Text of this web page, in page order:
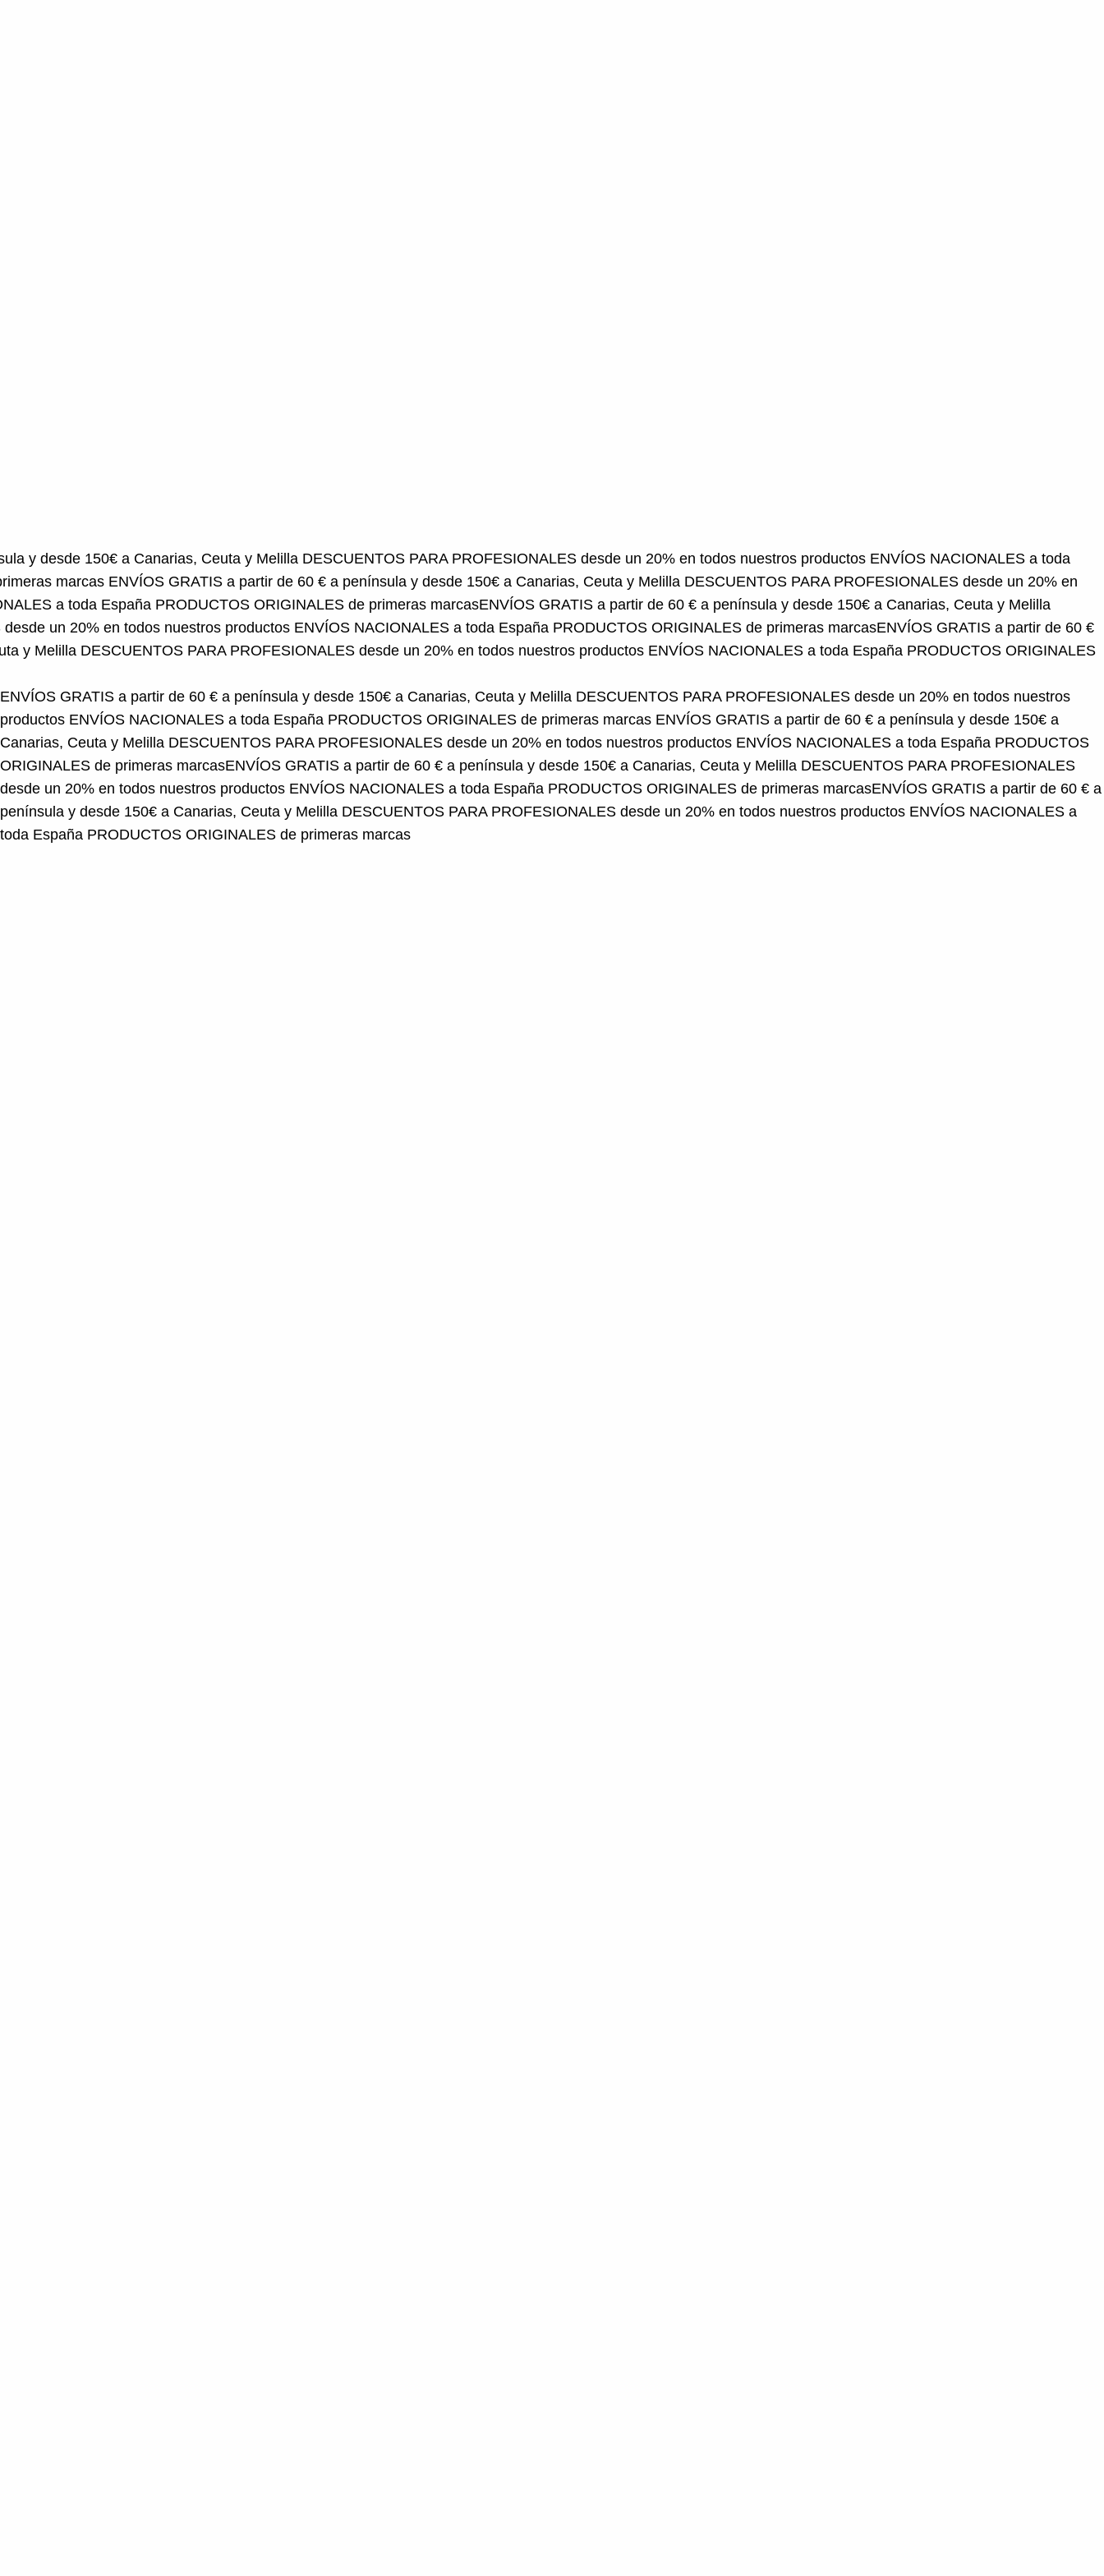
150€ a Canarias, Ceuta y MelillaDESCUENTOS PARA PROFESIONALES desde un 20% en todos nuestros productosENVÍOS NACIONALES a toda España
ENVÍOS GRATIS a partir de 60 € a península y desde 150€ a Canarias, Ceuta y MelillaDESCUENTOS PARA PROFESIONALES desde un 20% en todos nuestros
PRODUCTOS ORIGINALES de primeras marcasENVÍOS GRATIS a partir de 60 € a península y desde 150€ a Canarias, Ceuta y MelillaDESCUENTOS PARA
productosENVÍOS NACIONALES a toda España PRODUCTOS ORIGINALES de primeras marcasENVÍOS GRATIS a partir de 60 € a península y desde 150€ a
desde un 20% en todos nuestros productosENVÍOS NACIONALES a toda EspañaPRODUCTOS ORIGINALES de primeras marcas
productosENVÍOS NACIONALES a toda EspañaPRODUCTOS ORIGINALES de primeras marcasENVÍOS GRATIS a partir de 60 € a península y desde 150€ a
Canarias, Ceuta y MelillaDESCUENTOS PARA PROFESIONALES desde un 20% en todos nuestros productosENVÍOS NACIONALES a toda EspañaPRODUCTOS
ORIGINALES de primeras marcasENVÍOS GRATIS a partir de 60 € a península y desde 150€ a Canarias, Ceuta y Melilla DESCUENTOS PARA PROFESIONALES
desde un 20% en todos nuestros productos ENVÍOS NACIONALES a toda EspañaPRODUCTOS ORIGINALES de primeras marcasENVÍOS GRATIS a partir de 60 € a
península y desde 150€ a Canarias, Ceuta y MelillaDESCUENTOS PARA PROFESIONALES desde un 20% en todos nuestros productosENVÍOS NACIONALES a
toda EspañaPRODUCTOS ORIGINALES de primeras marcas